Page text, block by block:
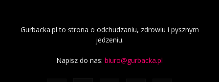
Gurbacka.pl to strona o odchudzaniu, zdrowiu i pysznym
jedzeniu.
Napisz do nas: biuro@gurbacka.pl